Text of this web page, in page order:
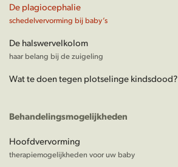
De plagiocephalie
schedelvervorming bij baby’s
De halswervelkolom
haar belang bij de zuigeling
Wat te doen tegen plotselinge kindsdood?
Behandelingsmogelijkheden
Hoofdvervorming
therapiemogelijkheden voor uw baby